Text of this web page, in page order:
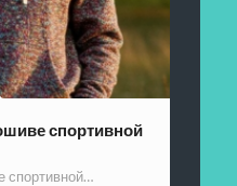
спортивной
спортивной…